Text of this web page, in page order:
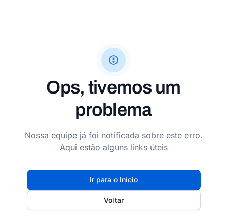
Ops, tivemos um
problema
Nossa equipe já foi notificada sobre este erro.
Aqui estão alguns links úteis
Ir para o Início
Voltar